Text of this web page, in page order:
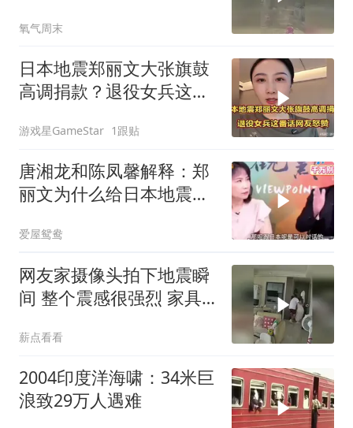
氧气周末
日本地震郑丽文大张旗鼓
高调捐款？退役女兵这番
游戏星GameStar 1跟贴
唐湘龙和陈凤馨解释：郑
丽文为什么给日本地震捐
爱屋鸳鸯
网友家摄像头拍下地震瞬
间 整个震感很强烈 家具
薪点看看
2004印度洋海啸：34米巨
浪致29万人遇难